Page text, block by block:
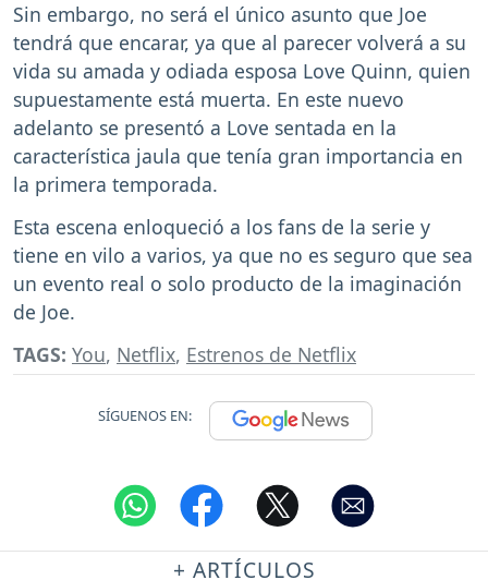
Sin embargo, no será el único asunto que Joe
tendrá que encarar, ya que al parecer volverá a su
vida su amada y odiada esposa Love Quinn, quien
supuestamente está muerta. En este nuevo
adelanto se presentó a Love sentada en la
característica jaula que tenía gran importancia en
la primera temporada.
Esta escena enloqueció a los fans de la serie y
tiene en vilo a varios, ya que no es seguro que sea
un evento real o solo producto de la imaginación
de Joe.
TAGS: You, Netflix, Estrenos de Netflix
SÍGUENOS EN:
+ ARTÍCULOS